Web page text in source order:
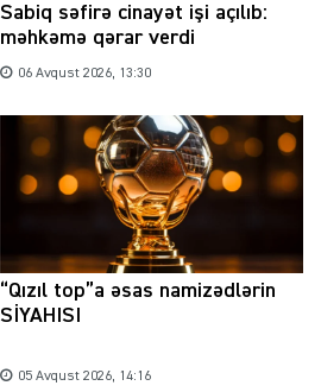
Sabiq səfirə cinayət işi açılıb:
məhkəmə qərar verdi
06 Avqust 2026, 13:30
“Qızıl top”a əsas namizədlərin
SİYAHISI
05 Avqust 2026, 14:16